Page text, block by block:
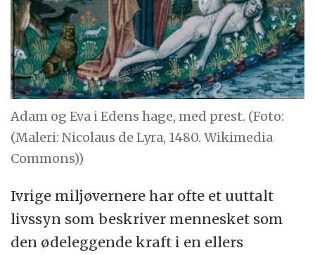
Adam og Eva i Edens hage, med prest. (Foto:
(Maleri: Nicolaus de Lyra, 1480. Wikimedia
Commons))
Ivrige miljøvernere har ofte et uuttalt
livssyn som beskriver mennesket som
den ødeleggende kraft i en ellers